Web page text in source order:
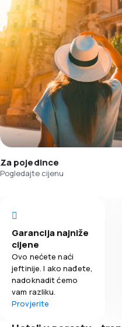
Za pojedince
Pogledajte cijenu
Garancija najniže
cijene
Ovo nećete naći
jeftinije. I ako nađete,
nadoknadit ćemo
vam razliku.
Provjerite